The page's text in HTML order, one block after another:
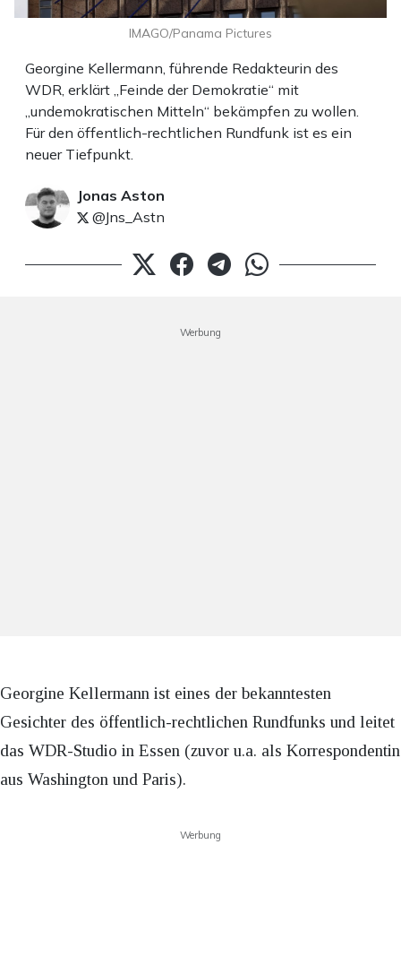
Georgine Kellermann, führende Redakteurin des
WDR, erklärt „Feinde der Demokratie“ mit
„undemokratischen Mitteln“ bekämpfen zu wollen.
Für den öffentlich-rechtlichen Rundfunk ist es ein
neuer Tiefpunkt.
Jonas Aston
@Jns_Astn
IMAGO/Panama Pictures
Werbung
Georgine Kellermann ist eines der bekanntesten
Gesichter des öffentlich-rechtlichen Rundfunks und leitet
das WDR-Studio in Essen (zuvor u.a. als Korrespondentin
aus Washington und Paris).
Werbung